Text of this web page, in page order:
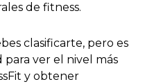
de fitness.
clasificarte, pero es
ver el nivel más
y obtener